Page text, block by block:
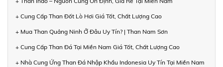
+ Cung Cấp Than Đốt Lò Hơi Giá Tốt, Chất Lượng Cao
+ Mua Than Quảng Ninh Ở Đâu Uy Tín? | Than Nam Sơn
+ Cung Cấp Than Đá Tại Miền Nam Giá Tốt, Chất Lượng Cao
+ Nhà Cung Ứng Than Đá Nhập Khẩu Indonesia Uy Tín Tại Miền Nam